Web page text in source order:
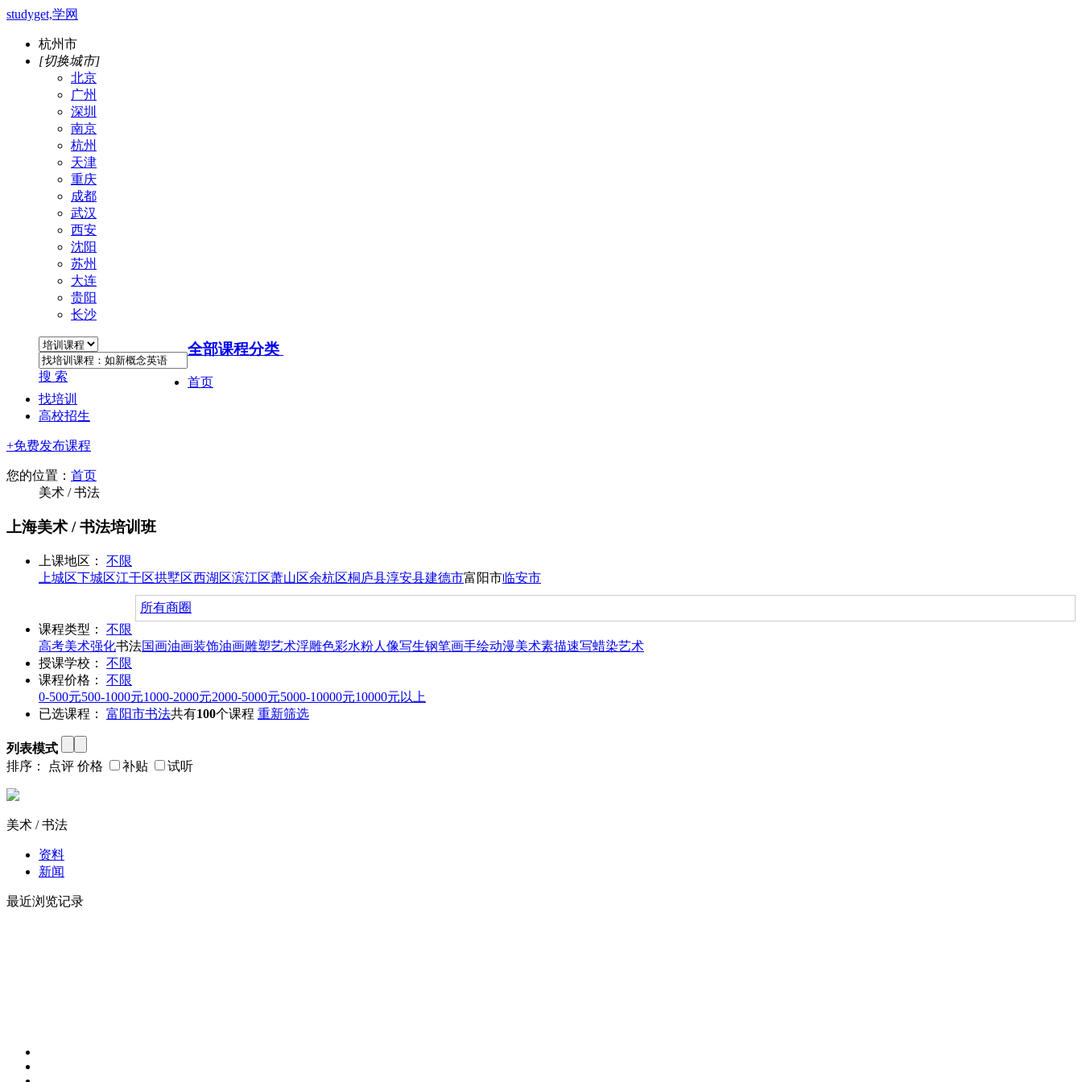
studyget,学网
杭州市
[切换城市]
北京
广州
深圳
南京
杭州
天津
重庆
成都
武汉
西安
沈阳
苏州
大连
贵阳
长沙
搜 索
全部课程分类
首页
找培训
高校招生
+免费发布课程
您的位置： 首页
美术 / 书法
上海美术 / 书法培训班
上课地区：
不限
上城区下城区江干区拱墅区西湖区滨江区萧山区余杭区桐庐县淳安县建德市富阳市临安市
所有商圈
课程类型：
不限
高考美术强化书法国画油画装饰油画雕塑艺术浮雕色彩水粉人像写生钢笔画手绘动漫美术素描速写蜡染艺术
授课学校：
不限
课程价格：
不限
0-500元500-1000元1000-2000元2000-5000元5000-10000元10000元以上
已选课程：
富阳市书法共有100个课程 重新筛选
列表模式
排序：
点评 价格 补贴 试听
美术 / 书法
资料
新闻
最近浏览记录